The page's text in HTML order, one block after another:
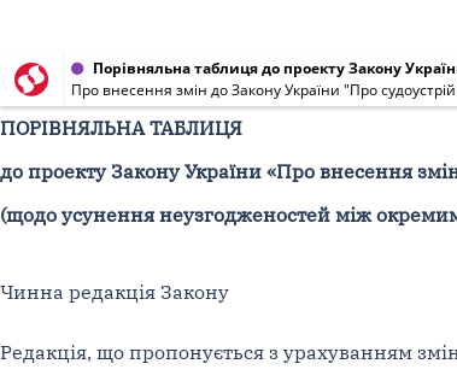
Порівняльна таблиця до проекту Закону
Про внесення змін до Закону України "Про